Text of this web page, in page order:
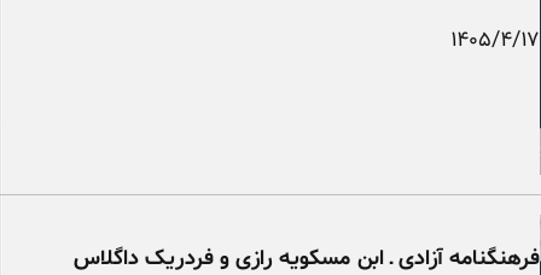
۱۴۰۵/۴/۱۷
فرهنگنامه آزادی ـ ابن مسکویه رازی و فردریک داگلاس